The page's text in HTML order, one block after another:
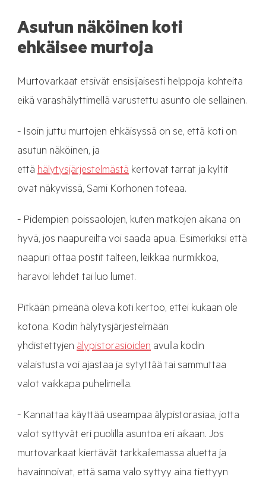
Asutun näköinen koti
ehkäisee murtoja
Murtovarkaat etsivät ensisijaisesti helppoja kohteita
eikä varashälyttimellä varustettu asunto ole sellainen.
- Isoin juttu murtojen ehkäisyssä on se, että koti on
asutun näköinen, ja
että hälytysjärjestelmästä kertovat tarrat ja kyltit
ovat näkyvissä, Sami Korhonen toteaa.
- Pidempien poissaolojen, kuten matkojen aikana on
hyvä, jos naapureilta voi saada apua. Esimerkiksi että
naapuri ottaa postit talteen, leikkaa nurmikkoa,
haravoi lehdet tai luo lumet.
Pitkään pimeänä oleva koti kertoo, ettei kukaan ole
kotona. Kodin hälytysjärjestelmään
yhdistettyjen älypistorasioiden avulla kodin
valaistusta voi ajastaa ja sytyttää tai sammuttaa
valot vaikkapa puhelimella.
- Kannattaa käyttää useampaa älypistorasiaa, jotta
valot syttyvät eri puolilla asuntoa eri aikaan. Jos
murtovarkaat kiertävät tarkkailemassa aluetta ja
havainnoivat, että sama valo syttyy aina tiettyyn